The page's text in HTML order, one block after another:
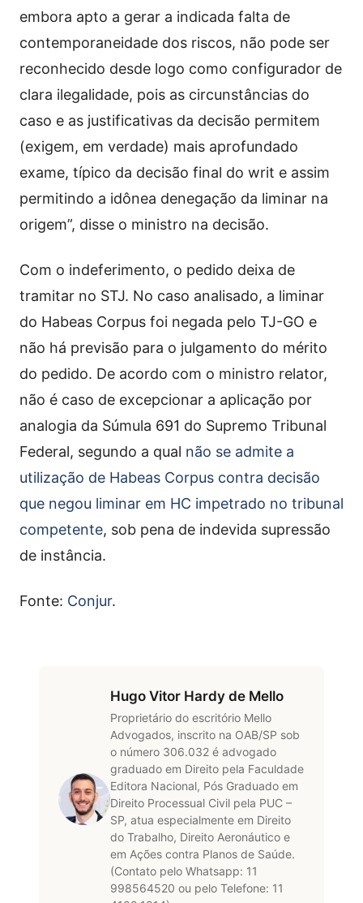
embora apto a gerar a indicada falta de
contemporaneidade dos riscos, não pode ser
reconhecido desde logo como configurador de
clara ilegalidade, pois as circunstâncias do
caso e as justificativas da decisão permitem
(exigem, em verdade) mais aprofundado
exame, típico da decisão final do writ e assim
permitindo a idônea denegação da liminar na
origem”, disse o ministro na decisão.
Com o indeferimento, o pedido deixa de
tramitar no STJ. No caso analisado, a liminar
do Habeas Corpus foi negada pelo TJ-GO e
não há previsão para o julgamento do mérito
do pedido. De acordo com o ministro relator,
não é caso de excepcionar a aplicação por
analogia da Súmula 691 do Supremo Tribunal
Federal, segundo a qual não se admite a
utilização de Habeas Corpus contra decisão
que negou liminar em HC impetrado no tribunal
competente, sob pena de indevida supressão
de instância.
Fonte: Conjur.
Hugo Vitor Hardy de Mello
Proprietário do escritório Mello
Advogados, inscrito na OAB/SP sob
o número 306.032 é advogado
graduado em Direito pela Faculdade
Editora Nacional, Pós Graduado em
Direito Processual Civil pela PUC –
SP, atua especialmente em Direito
do Trabalho, Direito Aeronáutico e
em Ações contra Planos de Saúde.
(Contato pelo Whatsapp: 11
998564520 ou pelo Telefone: 11